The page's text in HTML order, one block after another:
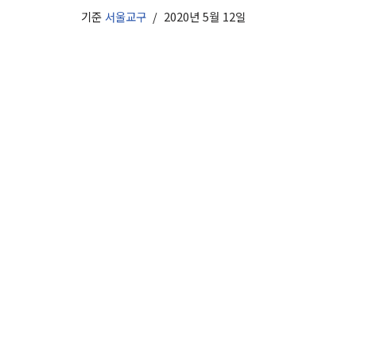
기준 서울교구 2020년 5월 12일